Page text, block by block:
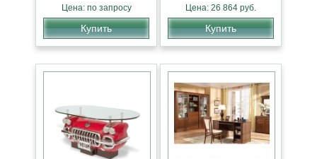
Цена: по запросу
Купить
Цена: 26 864 руб.
Купить